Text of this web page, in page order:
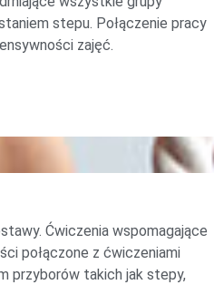
stepu. Połączenie pracy
zajęć.
Ćwiczenia wspomagające
połączone z ćwiczeniami
przyborów takich jak stepy,